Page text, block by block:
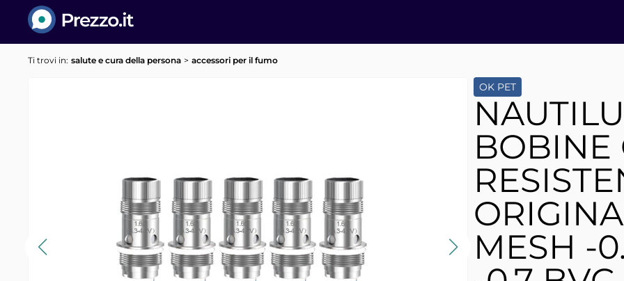
Prezzo.it
Ti trovi in: salute e cura della persona accessori per il fumo
OK PET
BOBINE
MESH -